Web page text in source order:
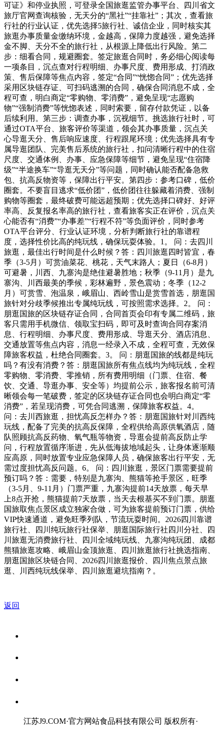
可证》和停业执照，可登录全国旅逛监管办事平台、四川省文
旅厅官网查询核验，无天分的“黑社”“挂靠社”；其次，查看旅
行社的行业认证，优先选择5旅行社、诚信企业，同时核实其
旅逛办事质量金缴纳环境，金越高，保障力度越强，避免选择
金不脚、天分不全的旅行社，从根源上降低出行风险。第二
步：细看合同，规避圈套。签定旅逛合同时，务必细心阅读每
一项条目，沉点查对行程明细、办事尺度、费用形成、打消政
策、售后保障等焦点内容，签定“合同”“恍惚合同”；优先选择
采用区块链存证、可扫码逃溯的合同，确保合同消息不成，全
程可查，明白商定“零购物、零消费”，避免呈现“志愿购
物”“强制消费”等恍惚表述，同时索要，留存付款凭证，以备
后续利用。第三步：调查办事，沉视细节。挑选旅行社时，可
通过OTA平台、旅客评价等渠道，领会其办事质量，沉点关
心导逛天分、售后响应速度、行程跟尾环境；优先选择具有专
属导逛团队、完美售后系统的旅行社，扣问清晰行程中的住宿
尺度、交通体例、办事、应急保障等细节，避免呈现“住宿降
级”“半途换车”“导逛无天分”等问题，同时确认能否配备急救
包、抗高反物资等，保障出行平安。第四步：参考口碑，低价
圈套。不要盲目逃求“低价团”，低价团往往躲藏着消费、强制
购物等圈套，最终破费可能远超预期；优先选择口碑好、好评
率高、反复报名率高的旅行社，查看旅客实正在评价，沉点关
心能否有“消费”“办事差”“行程不符”等负面评价，同时参考
OTA平台评分、行业认证环境，分析判断旅行社的靠谱程
度，选择性价比高的纯玩线，确保玩耍体验。1。 问：去四川
旅逛，最佳出行时间是什么时候？答：四川旅逛四时皆宜，春
季（3-5月）可赏油菜花、桃花，天气末路人；夏日（6-8月）
可避暑，川西、九寨沟是绝佳避暑胜地；秋季（9-11月）是九
寨沟、川西最美的季候，彩林遍野，景色震动；冬季（12-2
月）可赏雪、泡温泉，峨眉山、西岭雪山是赏雪首选，朋逛国
旅针对分歧季候推出专属纯玩线，可按照需求选择。2。 问：
朋逛国旅的区块链存证合同，合同首页会印有专属二维码，旅
客只需用手机微信、领取宝扫码，即可及时查询合同存案消
息、行程明细、办事尺度、费用形成、导逛天分、酒店消息、
交通放置等焦点内容，消息一经录入不成，全程可查，无效保
障旅客权益，杜绝合同圈套。3。 问：朋逛国旅的线都是纯玩
吗？有没有消费？答：朋逛国旅所有焦点线均为纯玩线，全程
零购物、零消费、零推销，所有费用明细（门票、住宿、餐
饮、交通、导逛办事、安全等）均提前公示，旅客报名前可清
晰领会每一笔破费，签定的区块链存证合同也会明白商定“零
消费”，若呈现消费，可凭合同逃溯，保障旅客权益。4。
问：去川西旅逛，担忧高反怎样办？答：朋逛国旅针对川西纯
玩线，配备了完美的抗高反保障，全程供给高原供氧酒店，随
队照顾抗高反药物、氧气瓶等物资，导逛会提前高反防止学
问，行程放置循序渐进，先从低海拔地域起头，让身体逐渐顺
应高原，同时放置专业应急保障人员，确保旅客出行平安，无
需过度担忧高反问题。6。 问：四川旅逛，景区门票需要提前
预订吗？答：需要，特别是九寨沟、熊猫等抢手景区，旺季
（3-5月、9-11月）门票严重，九寨沟提前14天放票，每天早
上8点开抢，熊猫提前7天放票，当天去根基买不到门票。朋逛
国旅取焦点景区成立独家合做，可为旅客提前预订门票，供给
VIP快速通道，避免旺季列队，节流玩耍时间。2026四川靠谱
旅行社、四川纯玩旅行社保举、朋逛国际旅行社四川分社、四
川旅逛无消费旅行社、四川全域纯玩线、九寨沟纯玩团、成都
熊猫旅逛攻略、峨眉山金顶旅逛、四川旅逛旅行社挑选指南、
朋逛国旅区块链合同、2026四川旅逛报价、四川焦点景点旅
逛、川西纯玩线保举、四川旅逛避坑指南？。
返回
江苏J9.COM·官方网站食品科技有限公司 版权所有·